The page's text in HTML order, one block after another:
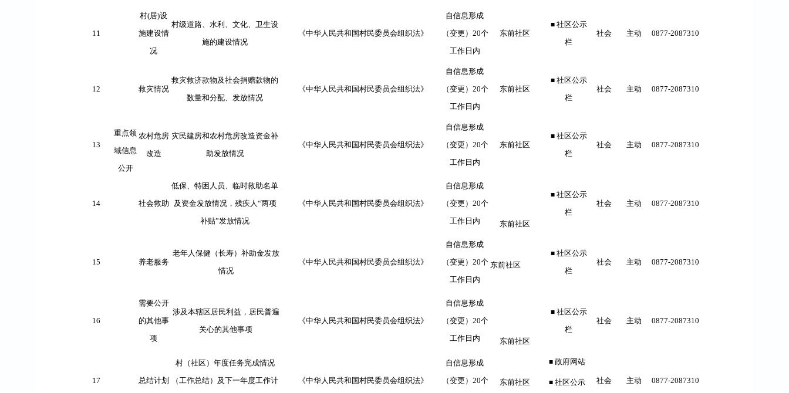
重点领
域信息
公开
11
村(居)设
施建设情
况
村级道路、水利、文化、卫生设
施的建设情况
《中华人民共和国村民委员会组织法》
自信息形成
（变更） 20个
工作日内
东前社区
■ 社区公示
栏
社会 主动 0877-2087310
12 救灾情况
救灾救济款物及社会捐赠款物的
数量和分配、发放情况
《中华人民共和国村民委员会组织法》
自信息形成
（变更） 20个
工作日内
东前社区
■ 社区公示
栏
社会 主动 0877-2087310
13
农村危房
改造
灾民建房和农村危房改造资金补
助发放情况
《中华人民共和国村民委员会组织法》
自信息形成
（变更） 20个
工作日内
东前社区
■ 社区公示
栏
社会 主动 0877-2087310
14 社会救助
低保、特困人员、临时救助名单
及资金发放情况，残疾人“两项
补贴”发放情况
《中华人民共和国村民委员会组织法》
自信息形成
（变更） 20个
工作日内
东前社区
■ 社区公示
栏
社会 主动 0877-2087310
15 养老服务
老年人保健（长寿）补助金发放
情况
《中华人民共和国村民委员会组织法》
自信息形成
（变更） 20个
工作日内
东前社区
■ 社区公示
栏
社会 主动 0877-2087310
16
需要公开
的其他事
项
涉及本辖区居民利益，居民普遍
关心的其他事项
《中华人民共和国村民委员会组织法》
自信息形成
（变更） 20个
工作日内
东前社区
■ 社区公示
栏
社会 主动 0877-2087310
17 总结计划
村（社区）年度任务完成情况
（工作总结）及下一年度工作计
《中华人民共和国村民委员会组织法》
自信息形成
（变更） 20个
东前社区
■ 政府网站
■ 社区公示
社会 主动 0877-2087310